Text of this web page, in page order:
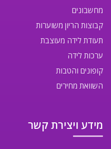
מחשבונים
קבוצות הריון משוערות
תעודת לידה מעוצבת
ערכות לידה
קופונים והטבות
השוואת מחירים
מידע ויצירת קשר